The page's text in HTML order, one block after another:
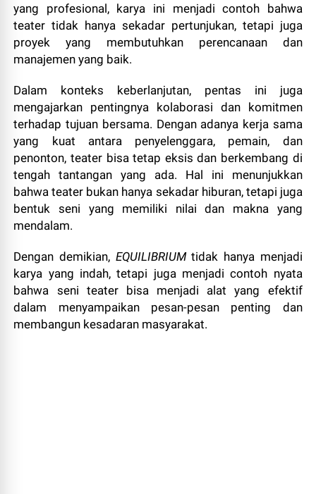
yang profesional, karya ini menjadi contoh bahwa
teater tidak hanya sekadar pertunjukan, tetapi juga
proyek yang membutuhkan perencanaan dan
manajemen yang baik.
Dalam konteks keberlanjutan, pentas ini juga
mengajarkan pentingnya kolaborasi dan komitmen
terhadap tujuan bersama. Dengan adanya kerja sama
yang kuat antara penyelenggara, pemain, dan
penonton, teater bisa tetap eksis dan berkembang di
tengah tantangan yang ada. Hal ini menunjukkan
bahwa teater bukan hanya sekadar hiburan, tetapi juga
bentuk seni yang memiliki nilai dan makna yang
mendalam.
Dengan demikian, EQUILIBRIUMtidak hanya menjadi
karya yang indah, tetapi juga menjadi contoh nyata
bahwa seni teater bisa menjadi alat yang efektif
dalam menyampaikan pesan-pesan penting dan
membangun kesadaran masyarakat.